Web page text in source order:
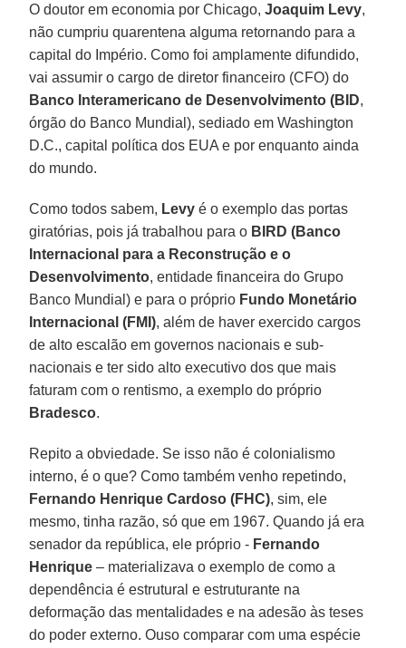
O doutor em economia por Chicago,Joaquim Levy,
não cumpriu quarentena alguma retornando para a
capital do Império. Como foi amplamente difundido,
vai assumir o cargo de diretor financeiro (CFO) do
Banco Interamericano de Desenvolvimento (BID,
órgão do Banco Mundial), sediado em Washington
D.C., capital política dos EUA e por enquanto ainda
do mundo.
Como todos sabem, Levy é o exemplo das portas
giratórias, pois já trabalhou para o BIRD (Banco
Internacional para a Reconstrução e o
Desenvolvimento, entidade financeira do Grupo
Banco Mundial) e para o próprio Fundo Monetário
Internacional (FMI), além de haver exercido cargos
de alto escalão em governos nacionais e sub-
nacionais e ter sido alto executivo dos que mais
faturam com o rentismo, a exemplo do próprio
Bradesco.
Repito a obviedade. Se isso não é colonialismo
interno, é o que? Como também venho repetindo,
Fernando Henrique Cardoso (FHC), sim, ele
mesmo, tinha razão, só que em 1967. Quando já era
senador da república, ele próprio - Fernando
Henrique – materializava o exemplo de como a
dependência é estrutural e estruturante na
deformação das mentalidades e na adesão às teses
do poder externo. Ouso comparar com uma espécie